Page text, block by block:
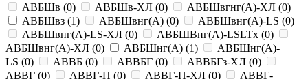
АВБШв (0) АВБШв-ХЛ (0) АВБШвгнг(A)-ХЛ (0)
АВБШвз (1) АВБШвнг(A) (0) АВБШвнг(A)-LS (0)
АВБШвнг(A)-LS-ХЛ (0) АВБШВнг(A)-LSLTx (0)
АВБШвнг(A)-ХЛ (0) АВБШнг(A) (1)
АВБШнг(A)-
LS (0) АВВБ (0) АВВБГ (0) АВВБГз-ХЛ (0)
АВВГ (0) АВВГ-П (0) АВВГ-П-ХЛ (0) АВВГ-